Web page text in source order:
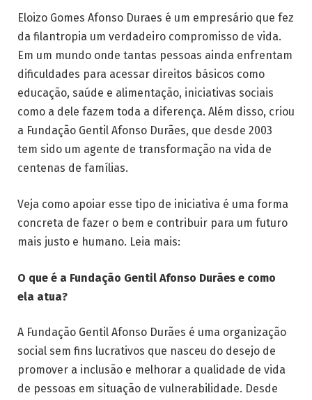
Eloizo Gomes Afonso Duraes é um empresário que fez
da filantropia um verdadeiro compromisso de vida.
Em um mundo onde tantas pessoas ainda enfrentam
dificuldades para acessar direitos básicos como
educação, saúde e alimentação, iniciativas sociais
como a dele fazem toda a diferença. Além disso, criou
a Fundação Gentil Afonso Durães, que desde 2003
tem sido um agente de transformação na vida de
centenas de famílias.
Veja como apoiar esse tipo de iniciativa é uma forma
concreta de fazer o bem e contribuir para um futuro
mais justo e humano. Leia mais:
O que é a Fundação Gentil Afonso Durães e como
ela atua?
A Fundação Gentil Afonso Durães é uma organização
social sem fins lucrativos que nasceu do desejo de
promover a inclusão e melhorar a qualidade de vida
de pessoas em situação de vulnerabilidade. Desde